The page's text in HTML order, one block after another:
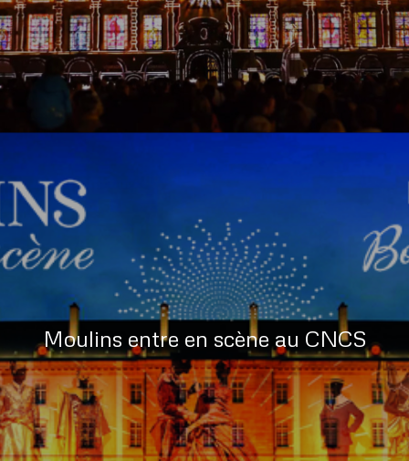
Moulins entre en scène au CNCS